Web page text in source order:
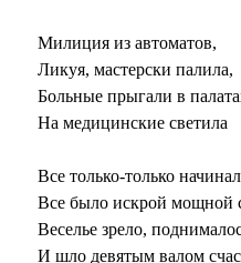
Милиция из автоматов,
Ликуя, мастерски палила,
Больные прыгали в
На медицинские светила
Все только-только
Все было искрой мощной
Веселье зрело,
И шло девятым валом